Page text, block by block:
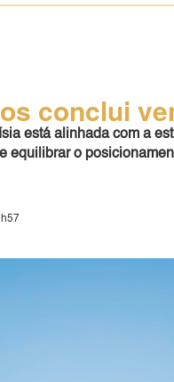
conclui
está alinhada com a
equilibrar o